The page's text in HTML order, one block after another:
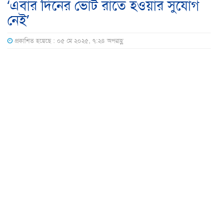
‘এবার দিনের ভোট রাতে হওয়ার সুযোগ
নেই’
প্রকাশিত হয়েছে : ০৫ মে ২০২৫, ৭:২৪ অপরাহ্ণ